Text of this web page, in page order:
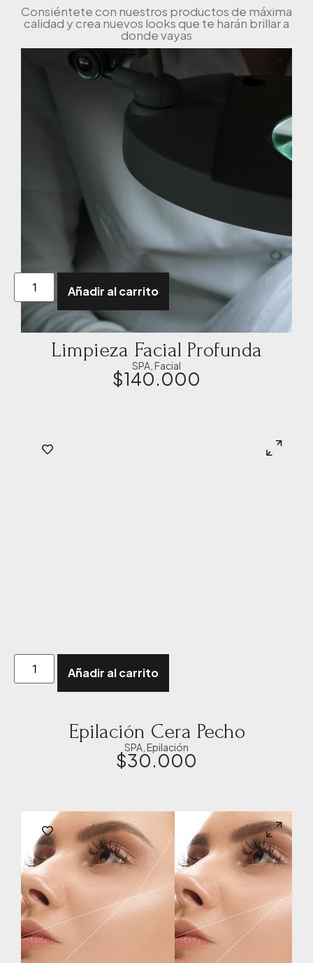
Consiéntete con nuestros productos de máxima
calidad y crea nuevos looks que te harán brillar a
donde vayas
Añadir al carrito
Limpieza Facial Profunda
SPA Facial
$140.000
Añadir al carrito
Epilación Cera Pecho
SPA Epilación
$30.000